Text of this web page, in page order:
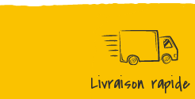
Livraison rapide